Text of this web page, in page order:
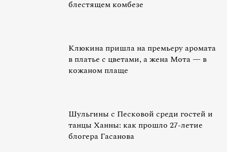
блестящем комбезе
Клюкина пришла на премьеру аромата
в платье с цветами, а жена Мота — в
кожаном плаще
Шульгины с Песковой среди гостей и
танцы Ханны: как прошло 27-летие
блогера Гасанова